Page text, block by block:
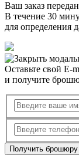
Ваш заказ
В течение 30
для определения
Оставьте свой E-
и получите